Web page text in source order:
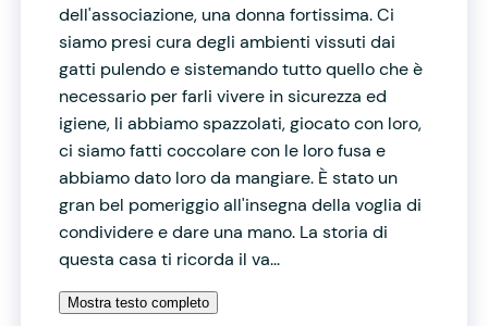
dell'associazione, una donna fortissima. Ci
siamo presi cura degli ambienti vissuti dai
gatti pulendo e sistemando tutto quello che è
necessario per farli vivere in sicurezza ed
igiene, li abbiamo spazzolati, giocato con loro,
ci siamo fatti coccolare con le loro fusa e
abbiamo dato loro da mangiare. È stato un
gran bel pomeriggio all'insegna della voglia di
condividere e dare una mano. La storia di
questa casa ti ricorda il va...
Mostra testo completo